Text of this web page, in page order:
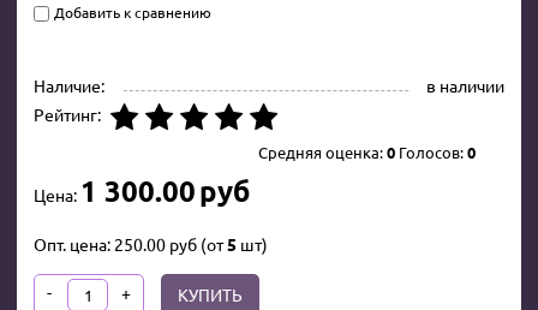
Добавить к сравнению
Наличие:
в наличии
Рейтинг:
Средняя оценка:0 Голосов:0
Цена: 1 300.00руб
Опт. цена: 250.00 руб (от5 шт)
- + КУПИТЬ